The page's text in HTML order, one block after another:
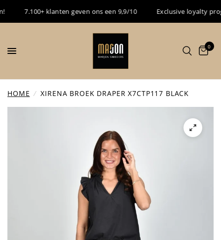
7.100+ klanten geven ons een 9,9/10 Exclusive loyalty
0
HOME / XIRENA BROEK DRAPER X7CTP117 BLACK